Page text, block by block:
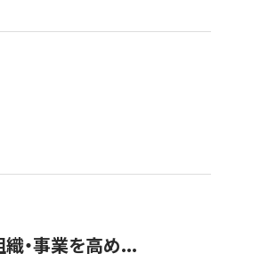
織・事業を高め...